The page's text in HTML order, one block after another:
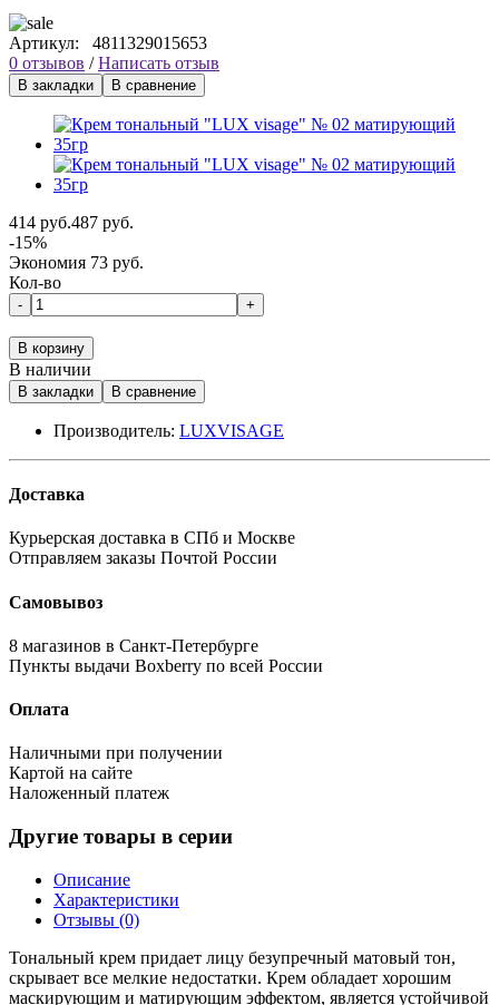
Артикул: 4811329015653
0 отзывов /Написать отзыв
В закладки В сравнение
414 руб.487 руб.
-15%
Экономия 73 руб.
Кол-во
- +
В корзину
В наличии
В закладки В сравнение
Производитель: LUXVISAGE
Доставка
Курьерская доставка в СПб и Москве
Отправляем заказы Почтой России
Самовывоз
8 магазинов в Санкт-Петербурге
Пункты выдачи Boxberry по всей России
Оплата
Наличными при получении
Картой на сайте
Наложенный платеж
Другие товары в серии
Описание
Характеристики
Отзывы (0)
Тональный крем придает лицу безупречный матовый тон,
скрывает все мелкие недостатки. Крем обладает хорошим
маскирующим и матирующим эффектом, является устойчивой